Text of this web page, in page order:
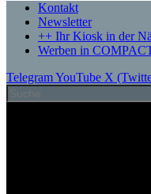
Kontakt
Newsletter
++ Ihr Kiosk in der
Werben in
TelegramYouTube X